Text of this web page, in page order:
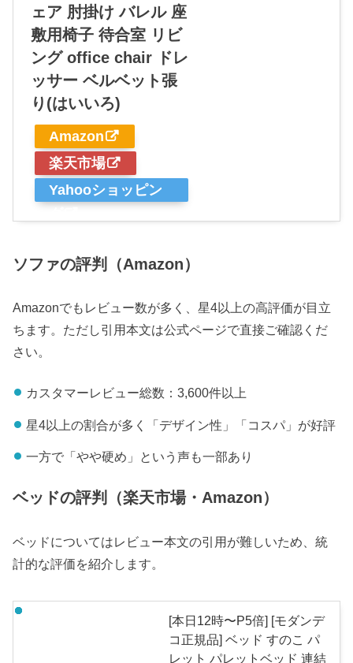
ェア 肘掛け バレル 座
敷用椅子 待合室 リビ
ング office chair ドレ
ッサー ベルベット張
り(はいいろ)
Amazon
楽天市場
Yahooショッピン
ソファの評判（Amazon）
Amazonでもレビュー数が多く、星4以上の高評価が目立
ちます。ただし引用本文は公式ページで直接ご確認くだ
さい。
カスタマーレビュー総数：3,600件以上
星4以上の割合が多く「デザイン性」「コスパ」が好評
一方で「やや硬め」という声も一部あり
ベッドの評判（楽天市場・Amazon）
ベッドについてはレビュー本文の引用が難しいため、統
計的な評価を紹介します。
[本日12時〜P5倍] [モダンデ
コ正規品] ベッド すのこ パ
レット パレットベッド 連結